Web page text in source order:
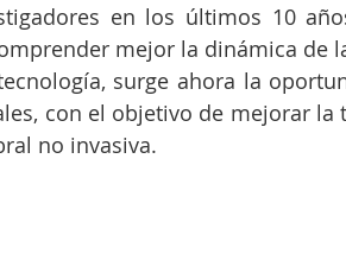
en los últimos 10
mejor la dinámica de
surge ahora la
con el objetivo de mejorar la
no invasiva.